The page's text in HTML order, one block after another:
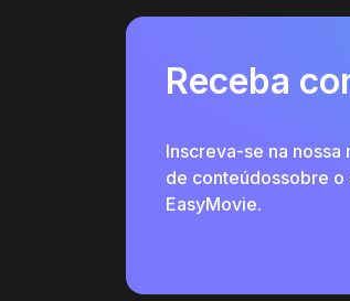
Receba
Inscreva-se na
de conteúdossobre o
EasyMovie.